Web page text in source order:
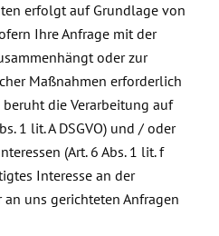
erfolgt auf Grundlage von
Ihre Anfrage mit der
oder zur
Maßnahmen erforderlich
die Verarbeitung auf
1 lit. A DSGVO) und / oder
(Art. 6 Abs. 1 lit. f
Interesse an der
uns gerichteten Anfragen